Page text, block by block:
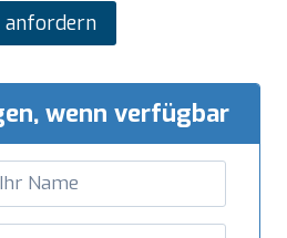
wenn verfügbar